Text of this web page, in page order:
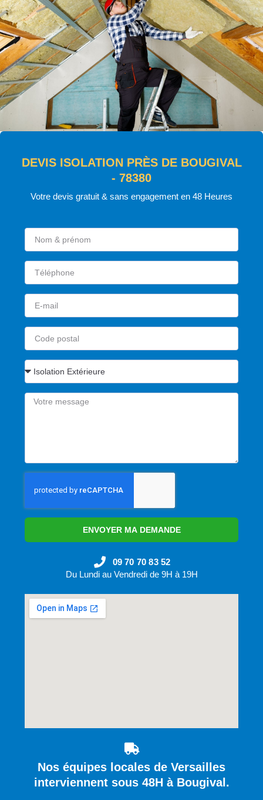
DEVIS ISOLATION PRÈS DE BOUGIVAL
- 78380
Votre devis gratuit & sans engagement en 48 Heures
ENVOYER MA DEMANDE
09 70 70 83 52
Du Lundi au Vendredi de 9H à 19H
Nos équipes locales de Versailles
interviennent sous 48H à Bougival.